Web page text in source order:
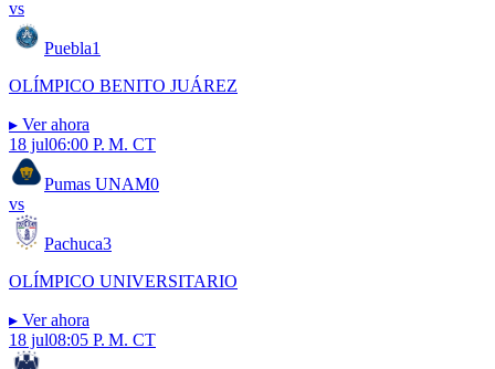
vs
Puebla1
OLÍMPICO BENITO JUÁREZ
▸ Ver ahora
18 jul06:00 P. M. CT
Pumas UNAM0
vs
Pachuca3
OLÍMPICO UNIVERSITARIO
▸ Ver ahora
18 jul08:05 P. M. CT